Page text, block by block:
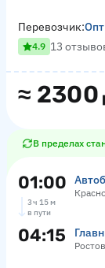
≈ 2300
Перевозчик:
4.9 13
В пределах
01:00
3 ч 15 м
в пути
04:15